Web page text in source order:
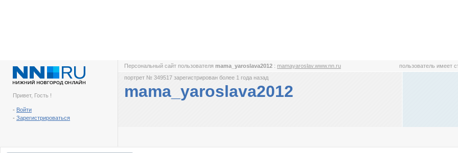
Привет, Гость !
- Войти
- Зарегистрироваться
Персональный сайт пользователя mama_yaroslava2012 : mamayaroslav.www.nn.ru пользователь имеет
портрет № 349517 зарегистрирован более 1 года назад
mama_yaroslava2012